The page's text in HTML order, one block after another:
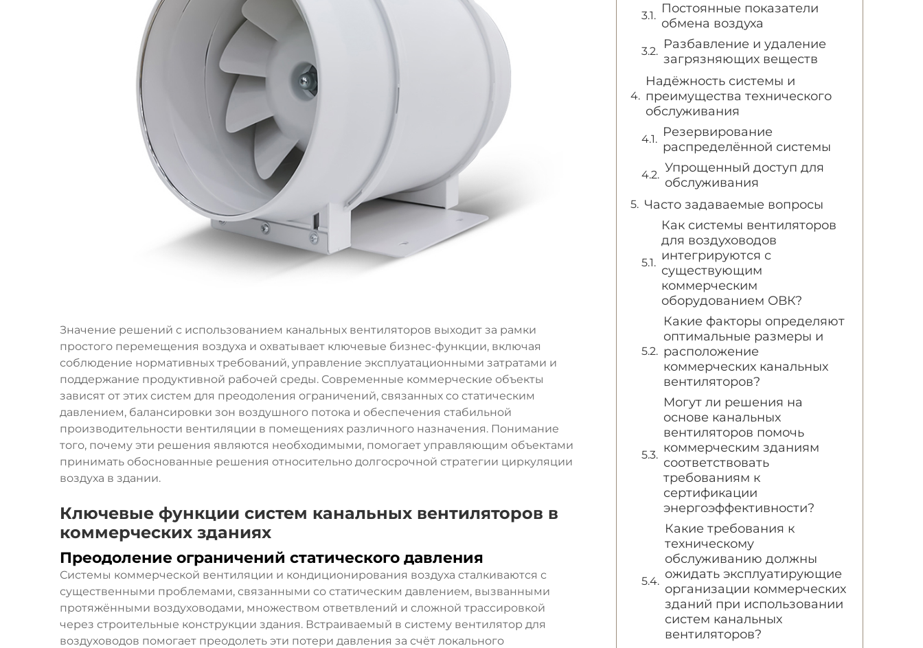
Значение решений с использованием канальных вентиляторов выходит за рамки
простого перемещения воздуха и охватывает ключевые бизнес-функции, включая
соблюдение нормативных требований, управление эксплуатационными затратами и
поддержание продуктивной рабочей среды. Современные коммерческие объекты
зависят от этих систем для преодоления ограничений, связанных со статическим
давлением, балансировки зон воздушного потока и обеспечения стабильной
производительности вентиляции в помещениях различного назначения. Понимание
того, почему эти решения являются необходимыми, помогает управляющим объектами
принимать обоснованные решения относительно долгосрочной стратегии циркуляции
воздуха в здании.
Ключевые функции систем канальных вентиляторов в
коммерческих зданиях
Преодоление ограничений статического давления
Системы коммерческой вентиляции и кондиционирования воздуха сталкиваются с
существенными проблемами, связанными со статическим давлением, вызванными
протяжёнными воздуховодами, множеством ответвлений и сложной трассировкой
через строительные конструкции здания. Встраиваемый в систему вентилятор для
воздуховодов помогает преодолеть эти потери давления за счёт локального
Постоянные показатели
обмена воздуха
Разбавление и удаление
загрязняющих веществ
Надёжность системы и
преимущества технического
обслуживания
Резервирование
распределённой системы
Упрощенный доступ для
обслуживания
Часто задаваемые вопросы
Как системы вентиляторов
для воздуховодов
интегрируются с
существующим
коммерческим
оборудованием ОВК?
Какие факторы определяют
оптимальные размеры и
расположение
коммерческих канальных
вентиляторов?
Могут ли решения на
основе канальных
вентиляторов помочь
коммерческим зданиям
соответствовать
требованиям к
сертификации
энергоэффективности?
Какие требования к
техническому
обслуживанию должны
ожидать эксплуатирующие
организации коммерческих
зданий при использовании
систем канальных
вентиляторов?